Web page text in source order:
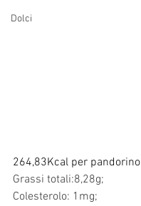
Dolci
264,83Kcal per pandorino
Grassi totali:8,28g;
Colesterolo: 1mg;